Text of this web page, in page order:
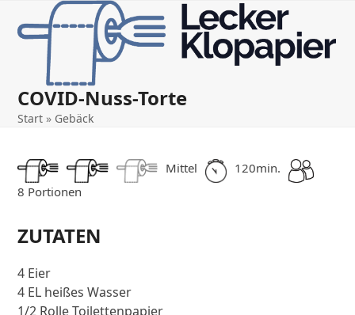
Open
mobile
menu
Close
mobile
menu
COVID-Nuss-Torte
Start » Gebäck
Mittel
120min.
8 Portionen
ZUTATEN
4 Eier
4 EL heißes Wasser
1/2 Rolle Toilettenpapier